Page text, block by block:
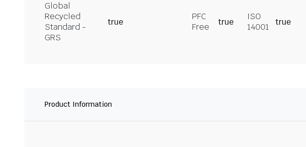
Global
Recycled
Standard -
GRS
true
PFC
Free
true
ISO
14001
true
Product Information